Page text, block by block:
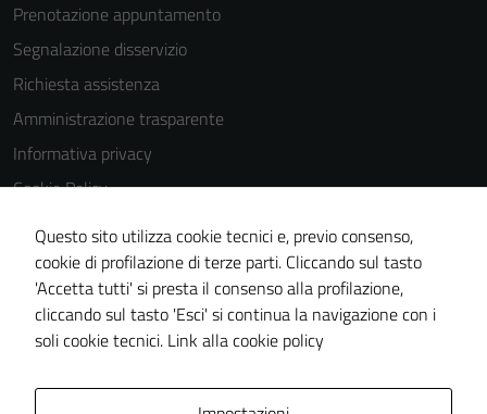
Prenotazione appuntamento
Segnalazione disservizio
Richiesta assistenza
Amministrazione trasparente
Informativa privacy
Cookie Policy
Note legali
Dichiarazione di accessibilità
Obiettivi di accessibilità
Piano di miglioramento del sito
Questo sito utilizza cookie tecnici e, previo consenso,
cookie di profilazione di terze parti. Cliccando sul tasto
'Accetta tutti' si presta il consenso alla profilazione,
cliccando sul tasto 'Esci' si continua la navigazione con i
soli cookie tecnici. Link alla cookie policy